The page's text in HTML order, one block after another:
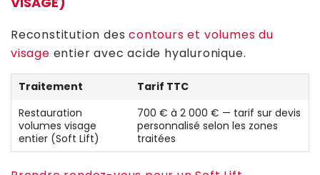
Reconstitution descontours et volumes du
visage entier avec acide hyaluronique.
Traitement
Tarif TTC
Restauration
volumes visage
entier (Soft Lift)
700 € à 2 000 € — tarif sur devis
personnalisé selon les zones
traitées